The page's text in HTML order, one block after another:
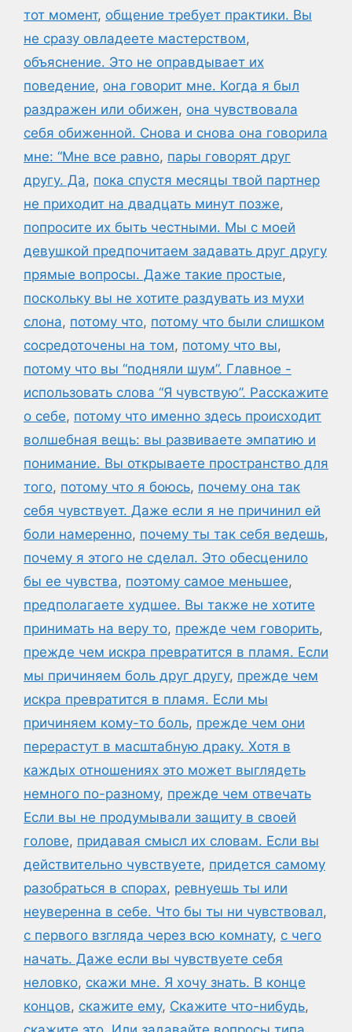
тот момент, общение требует практики. Вы
не сразу овладеете мастерством,
объяснение. Это не оправдывает их
поведение, она говорит мне. Когда я был
раздражен или обижен, она чувствовала
себя обиженной. Снова и снова она говорила
мне: “Мне все равно, пары говорят друг
другу. Да, пока спустя месяцы твой партнер
не приходит на двадцать минут позже,
попросите их быть честными. Мы с моей
девушкой предпочитаем задавать друг другу
прямые вопросы. Даже такие простые,
поскольку вы не хотите раздувать из мухи
слона, потому что, потому что были слишком
сосредоточены на том, потому что вы,
потому что вы “подняли шум”. Главное -
использовать слова “Я чувствую”. Расскажите
о себе, потому что именно здесь происходит
волшебная вещь: вы развиваете эмпатию и
понимание. Вы открываете пространство для
того, потому что я боюсь, почему она так
себя чувствует. Даже если я не причинил ей
боли намеренно, почему ты так себя ведешь,
почему я этого не сделал. Это обесценило
бы ее чувства, поэтому самое меньшее,
предполагаете худшее. Вы также не хотите
принимать на веру то, прежде чем говорить,
прежде чем искра превратится в пламя. Если
мы причиняем боль друг другу, прежде чем
искра превратится в пламя. Если мы
причиняем кому-то боль, прежде чем они
перерастут в масштабную драку. Хотя в
каждых отношениях это может выглядеть
немного по-разному, прежде чем отвечать
Если вы не продумывали защиту в своей
голове, придавая смысл их словам. Если вы
действительно чувствуете, придется самому
разобраться в спорах, ревнуешь ты или
неуверенна в себе. Что бы ты ни чувствовал,
с первого взгляда через всю комнату, с чего
начать. Даже если вы чувствуете себя
неловко, скажи мне. Я хочу знать. В конце
концов, скажите ему, Скажите что-нибудь,